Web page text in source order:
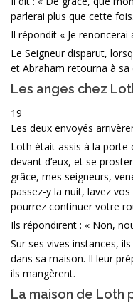
parlerai plus que cette
Il répondit « Je
Le Seigneur disparut,
et Abraham retourna à sa
Les anges chez
19
Les deux envoyés
Loth était assis à la porte
devant d’eux, et se
grâce, mes seigneurs,
passez-y la nuit, lavez
pourrez continuer votre
Ils répondirent : « Non,
Sur ses vives instances,
dans sa maison. Il leur
ils mangèrent.
La maison de Loth